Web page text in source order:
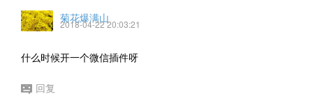
菊花爆满山
2018-04-22 20:03:21
什么时候开一个微信插件呀
回复